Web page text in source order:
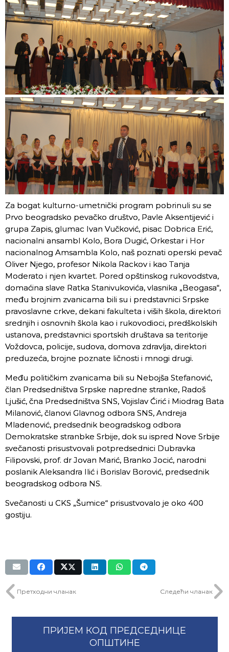
Za bogat kulturno-umetnički program pobrinuli su se
Prvo beogradsko pevačko društvo, Pavle Aksentijević i
grupa Zapis, glumac Ivan Vučković, pisac Dobrica Erić,
nacionalni ansambl Kolo, Bora Dugić, Orkestar i Hor
nacionalnog Amsambla Kolo, naš poznati operski pevač
Oliver Njego, profesor Nikola Rackov i kao Tanja
Moderato i njen kvartet. Pored opštinskog rukovodstva,
domaćina slave Ratka Stanivukovića, vlasnika „Beogasa“,
među brojnim zvanicama bili su i predstavnici Srpske
pravoslavne crkve, dekani fakulteta i viših škola, direktori
srednjih i osnovnih škola kao i rukovodioci, predškolskih
ustanova, predstavnici sportskih društava sa teritorije
Voždovca, policije, sudova, domova zdravlja, direktori
preduzeća, brojne poznate ličnosti i mnogi drugi.
Među političkim zvanicama bili su Nebojša Stefanović,
član Predsedništva Srpske napredne stranke, Radoš
Ljušić, čna Predsedništva SNS, Vojislav Ćirić i Miodrag Bata
Milanović, članovi Glavnog odbora SNS, Andreja
Mladenović, predsednik beogradskog odbora
Demokratske stranbke Srbije, dok su ispred Nove Srbije
svečanosti prisustvovali potpredsednici Dubravka
Filipovski, prof. dr Jovan Marić, Branko Jocić, narodni
poslanik Aleksandra Ilić i Borislav Borović, predsednik
beogradskog odbora NS.
Svečanosti u CKS „Šumice“ prisustvovalo je oko 400
gostiju.
Претходни чланак Следећи чланак
ПРИЈЕМ КОД ПРЕДСЕДНИЦЕ
ОПШТИНЕ